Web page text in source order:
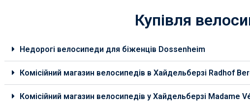
Купівля
Недорогі велосипеди для біженців Dossenheim
Комісійний магазин велосипедів в Хайдельберзі Radhof
Комісійний магазин велосипедів у Хайдельберзі Madame